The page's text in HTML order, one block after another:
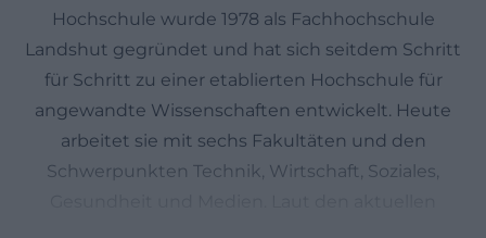
Hochschule wurde 1978 als Fachhochschule
Landshut gegründet und hat sich seitdem Schritt
für Schritt zu einer etablierten Hochschule für
angewandte Wissenschaften entwickelt. Heute
arbeitet sie mit sechs Fakultäten und den
Schwerpunkten Technik, Wirtschaft, Soziales,